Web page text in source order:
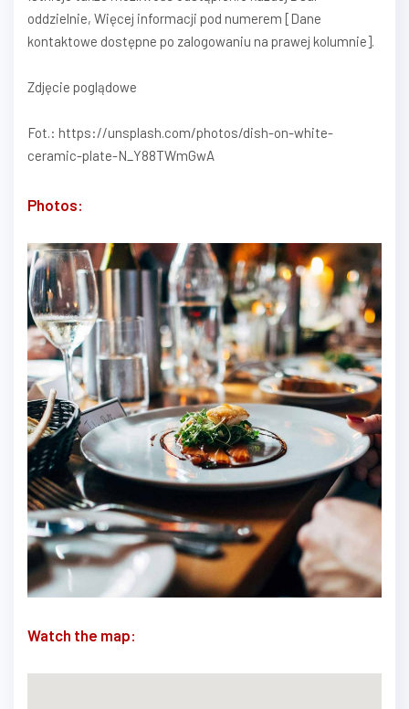
oddzielnie, Więcej informacji pod numerem [Dane
kontaktowe dostępne po zalogowaniu na prawej kolumnie].
Zdjęcie poglądowe
Fot.: https://unsplash.com/photos/dish-on-white-
ceramic-plate-N_Y88TWmGwA
Photos:
Watch the map: